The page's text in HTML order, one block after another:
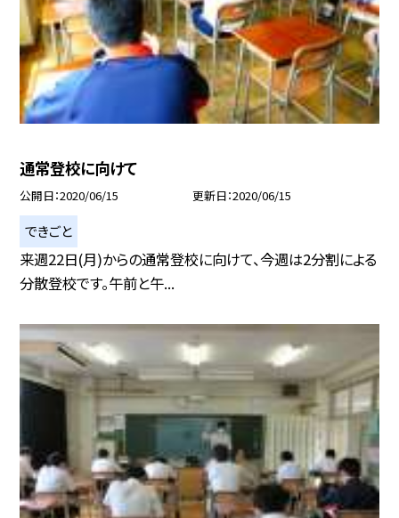
通常登校に向けて
公開日 2020/06/15 更新日 2020/06/15
できごと
来週22日(月)からの通常登校に向けて、今週は2分割による
分散登校です。午前と午...